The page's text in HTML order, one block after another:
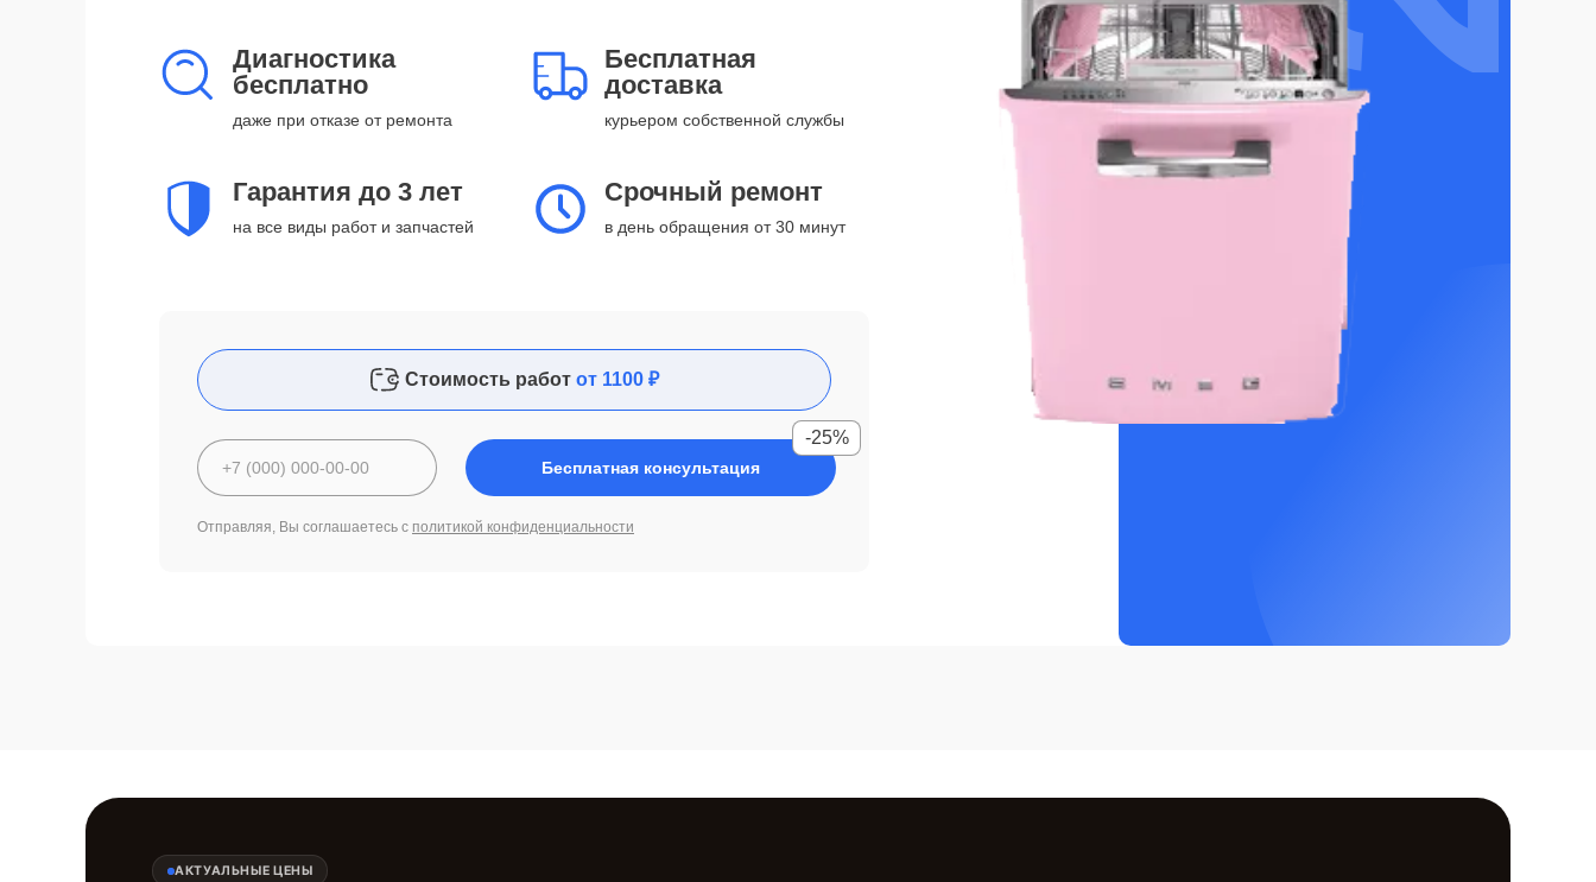
Диагностика
бесплатно
даже при отказе от ремонта
Бесплатная
доставка
курьером собственной службы
Гарантия до 3 лет
на все виды работ и запчастей
Срочный ремонт
в день обращения от 30 минут
Стоимость работ от 1100 ₽
Бесплатная консультация
-25%
Отправляя, Вы соглашаетесь с политикой конфиденциальности
АКТУАЛЬНЫЕ ЦЕНЫ